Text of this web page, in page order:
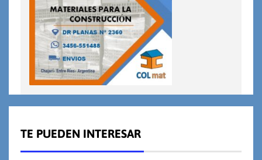
TE PUEDEN INTERESAR